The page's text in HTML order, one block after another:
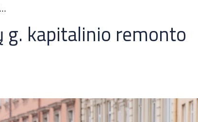
remonto etapas
g. kapitalinio remonto